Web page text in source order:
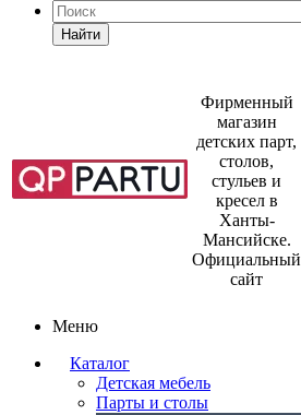
Найти
Фирменный
магазин
детских парт,
столов,
стульев и
кресел в
Ханты-
Мансийске.
Официальный
сайт
Меню
Каталог
Детская мебель
Парты и столы